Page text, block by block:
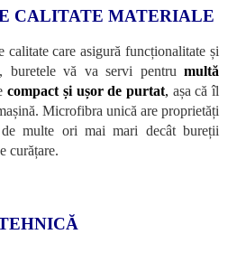
CALITATE MATERIALE
calitate care asigură funcționalitate și
buretele vă va servi pentru multă
compact și ușor de purtat, așa că îl
Microfibra unică are proprietăți
de multe ori mai mari decât bureții
curățare.